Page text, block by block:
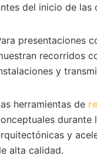
del inicio de las
presentaciones
recorridos
y
herramientas de
durante
y
alta calidad.